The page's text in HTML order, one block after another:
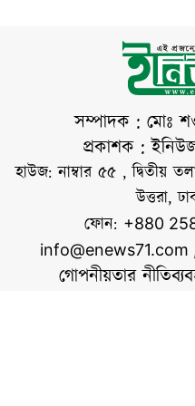
নামাজ শুধু একটি
ইবাদত নয়, বরং
মুসলিম সমাজে ঐক্য,
ভ্রাতৃত্ব ও পারস্পরিক
সম্প্রীতি বৃদ্ধিরও
গুরুত্বপূর্ণ মাধ্যম। পবিত্র
কোরআনের সূরা আল-
জুমুআয় আল্লাহ তাআলা
নির্দেশ দিয়েছেন,
সম্পাদক : মোঃ
প্রকাশক :
হাউজ: নাম্বার ৫৫ , দ্বিতীয়
উত্তরা,
ফোন: +880
info@enews71.com
গোপনীয়তার নীতি